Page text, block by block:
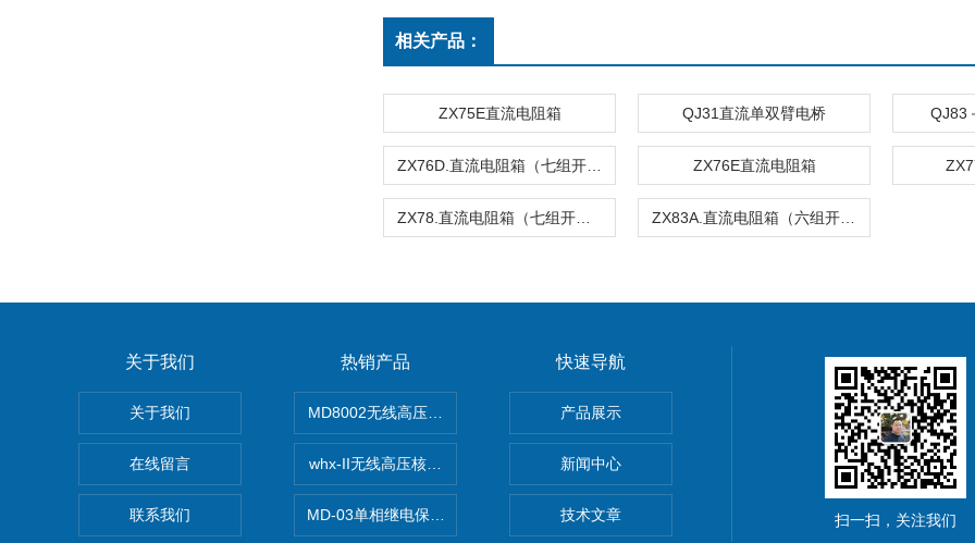
相关产品：
ZX75E直流电阻箱 QJ31直流单双臂电桥 QJ83
ZX76E直流电阻箱
关于我们
关于我们
在线留言
联系我们
热销产品
MD8002无线高压核相仪
whx-II无线高压核相仪
MD-03单相继电保护测试仪价格
快速导航
产品展示
新闻中心
技术文章 扫一扫，关注我们